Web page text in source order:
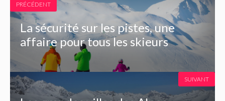
PRÉCÉDENT
La sécurité sur les pistes, une
affaire pour tous les skieurs
SUIVANT